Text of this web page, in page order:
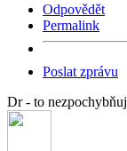
Odpovědět
Permalink
Poslat zprávu
Dr - to